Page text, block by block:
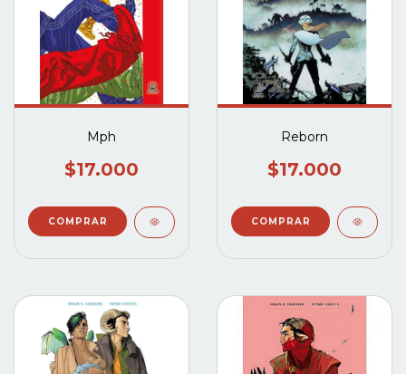
Mph
$17.000
Reborn
$17.000